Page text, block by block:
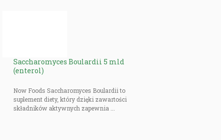
Saccharomyces Boulardii 5 mld
(enterol)
Now Foods Saccharomyces Boulardii to
suplement diety, który dzięki zawartości
składników aktywnych zapewnia ...